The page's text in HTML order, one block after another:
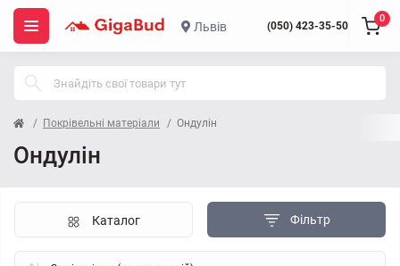
Львів (050) 423-35-50
0
Покрівельні матеріали Ондулін
Ондулін
Фільтр
Каталог